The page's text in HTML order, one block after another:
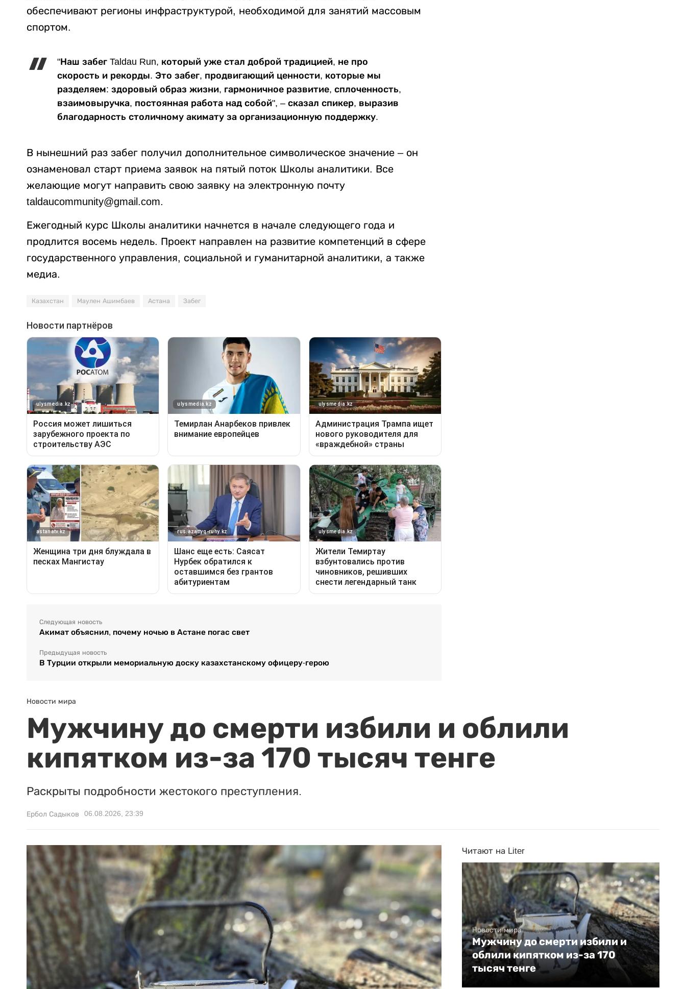
обеспечивают регионы инфраструктурой, необходимой для занятий массовым
спортом.
"Наш забег Taldau Run, который уже стал доброй традицией, не про
скорость и рекорды. Это забег, продвигающий ценности, которые мы
разделяем: здоровый образ жизни, гармоничное развитие, сплоченность,
взаимовыручка, постоянная работа над собой", – сказал спикер, выразив
благодарность столичному акимату за организационную поддержку.
В нынешний раз забег получил дополнительное символическое значение – он
ознаменовал старт приема заявок на пятый поток Школы аналитики. Все
желающие могут направить свою заявку на электронную почту
taldaucommunity@gmail.com.
Ежегодный курс Школы аналитики начнется в начале следующего года и
продлится восемь недель. Проект направлен на развитие компетенций в сфере
государственного управления, социальной и гуманитарной аналитики, а также
медиа.
Казахстан Маулен Ашимбаев Астана Забег
Следующая новость
Акимат объяснил, почему ночью в Астане погас свет
Предыдущая новость
В Турции открыли мемориальную доску казахстанскому офицеру-герою
Новости мира
Мужчину до смерти избили и облили
кипятком из-за 170 тысяч тенге
Раскрыты подробности жестокого преступления.
Ербол Садыков 06.08.2026, 23:39
Читают на Liter
Новости мира
Мужчину до смерти избили и
облили кипятком из-за 170
тысяч тенге